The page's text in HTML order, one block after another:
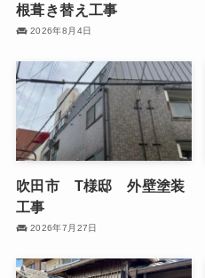
根葺き替え工事
2026年8月4日
吹田市 T様邸 外壁塗装
工事
2026年7月27日